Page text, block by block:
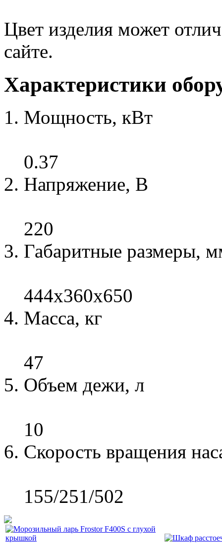
Цвет изделия может
сайте.
Характеристики
Мощность, кВт
0.37
Напряжение, В
220
Габаритные размеры,
444x360x650
Масса, кг
47
Объем дежи, л
10
Скорость вращения
155/251/502